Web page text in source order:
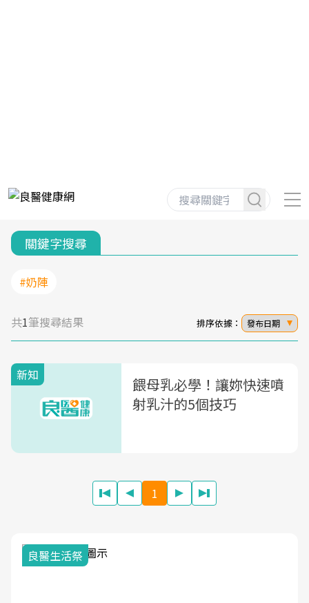
關鍵字搜尋
#奶陣
共1筆搜尋結果 排序依據： 發布日期
新知
餵母乳必學！讓妳快速噴
射乳汁的5個技巧
1
良醫生活祭